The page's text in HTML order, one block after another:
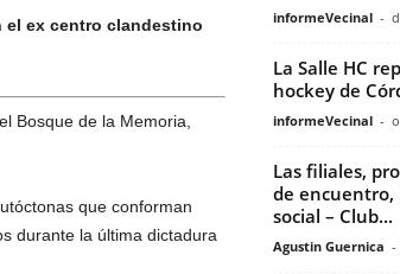
el ex centro clandestino
Bosque de la Memoria,
que conforman
durante la última dictadura
informeVecinal -
La Salle HC
hockey de
informeVecinal -
Las filiales,
de encuentro,
social – Club...
Agustin Guernica -